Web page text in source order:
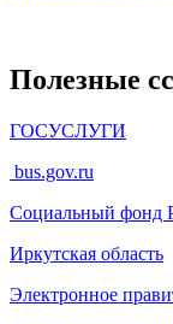
Полезные
ГОСУСЛУГИ
bus.gov.ru
Социальный фонд
Иркутская область
Электронное